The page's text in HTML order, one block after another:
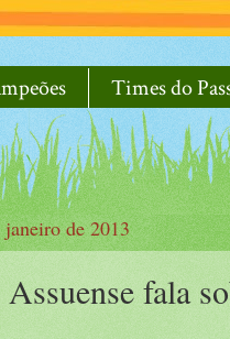
Times do
de 2013
fala